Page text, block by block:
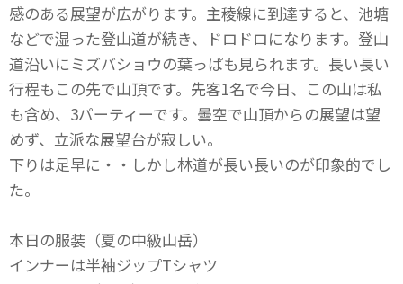
感のある展望が広がります。主稜線に到達すると、池塘
などで湿った登山道が続き、ドロドロになります。登山
道沿いにミズバショウの葉っぱも見られます。長い長い
行程もこの先で山頂です。先客1名で今日、この山は私
も含め、3パーティーです。曇空で山頂からの展望は望
めず、立派な展望台が寂しい。
下りは足早に・・しかし林道が長い長いのが印象的でし
た。
本日の服装（夏の中級山岳）
インナーは半袖ジップTシャツ